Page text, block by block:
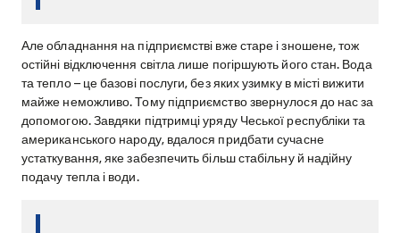
Але обладнання на підприємстві вже старе і зношене, тож
остійні відключення світла лише погіршують його стан. Вода
та тепло – це базові послуги, без яких узимку в місті вижити
майже неможливо. Тому підприємство звернулося до нас за
допомогою. Завдяки підтримці уряду Чеської республіки та
американського народу, вдалося придбати сучасне
устаткування, яке забезпечить більш стабільну й надійну
подачу тепла і води.